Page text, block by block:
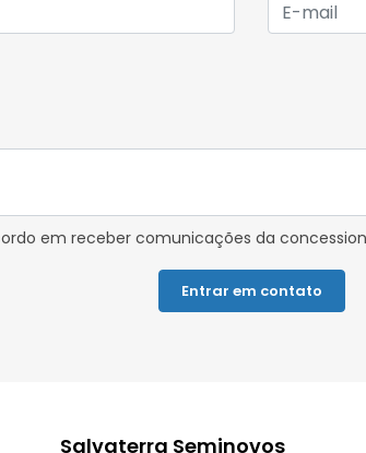
em receber comunicações da
Entrar em contato
Salvaterra Seminovos